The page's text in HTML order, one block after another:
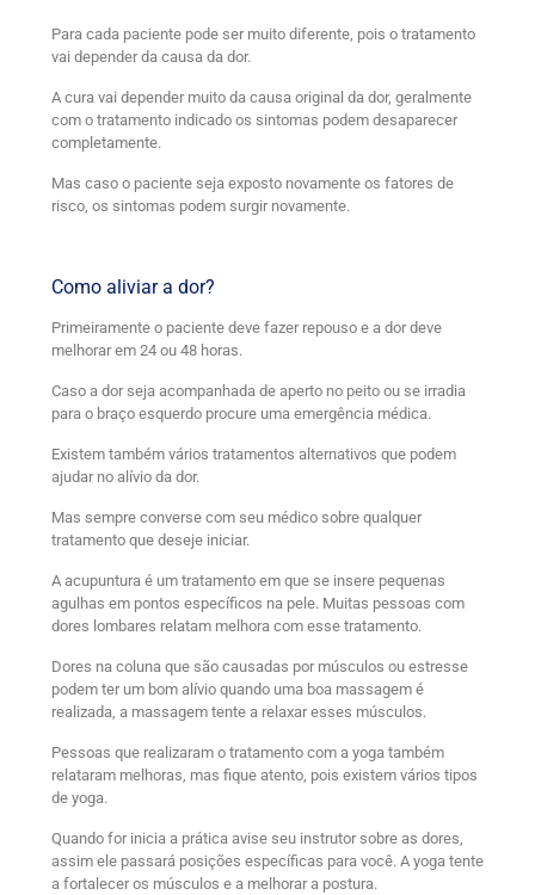
Para cada paciente pode ser muito diferente, pois o tratamento
vai depender da causa da dor.
A cura vai depender muito da causa original da dor, geralmente
com o tratamento indicado os sintomas podem desaparecer
completamente.
Mas caso o paciente seja exposto novamente os fatores de
risco, os sintomas podem surgir novamente.
Como aliviar a dor?
Primeiramente o paciente deve fazer repouso e a dor deve
melhorar em 24 ou 48 horas.
Caso a dor seja acompanhada de aperto no peito ou se irradia
para o braço esquerdo procure uma emergência médica.
Existem também vários tratamentos alternativos que podem
ajudar no alívio da dor.
Mas sempre converse com seu médico sobre qualquer
tratamento que deseje iniciar.
A acupuntura é um tratamento em que se insere pequenas
agulhas em pontos específicos na pele. Muitas pessoas com
dores lombares relatam melhora com esse tratamento.
Dores na coluna que são causadas por músculos ou estresse
podem ter um bom alívio quando uma boa massagem é
realizada, a massagem tente a relaxar esses músculos.
Pessoas que realizaram o tratamento com a yoga também
relataram melhoras, mas fique atento, pois existem vários tipos
de yoga.
Quando for inicia a prática avise seu instrutor sobre as dores,
assim ele passará posições específicas para você. A yoga tente
a fortalecer os músculos e a melhorar a postura.